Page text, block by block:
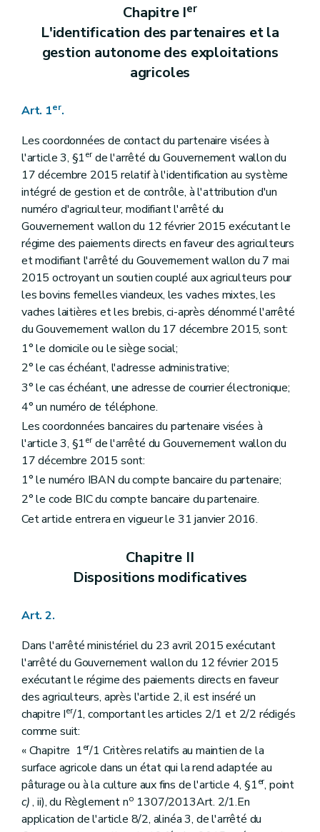
Chapitre Ier
L'identification des partenaires et la
gestion autonome des exploitations
agricoles
Art. 1er.
Les coordonnées de contact du partenaire visées à
l'article 3, §1erde l'arrêté du Gouvernement wallon du
17 décembre 2015 relatif à l'identification au système
intégré de gestion et de contrôle, à l'attribution d'un
numéro d'agriculteur, modifiant l'arrêté du
Gouvernement wallon du 12 février 2015 exécutant le
régime des paiements directs en faveur des agriculteurs
et modifiant l'arrêté du Gouvernement wallon du 7 mai
2015 octroyant un soutien couplé aux agriculteurs pour
les bovins femelles viandeux, les vaches mixtes, les
vaches laitières et les brebis, ci-après dénommé l'arrêté
du Gouvernement wallon du 17 décembre 2015, sont:
1° le domicile ou le siège social;
2° le cas échéant, l'adresse administrative;
3° le cas échéant, une adresse de courrier électronique;
4° un numéro de téléphone.
Les coordonnées bancaires du partenaire visées à
l'article 3, §1erde l'arrêté du Gouvernement wallon du
17 décembre 2015 sont:
1° le numéro IBAN du compte bancaire du partenaire;
2° le code BIC du compte bancaire du partenaire.
Cet article entrera en vigueur le 31 janvier 2016.
Chapitre II
Dispositions modificatives
Art. 2.
Dans l'arrêté ministériel du 23 avril 2015 exécutant
l'arrêté du Gouvernement wallon du 12 février 2015
exécutant le régime des paiements directs en faveur
des agriculteurs, après l'article 2, il est inséré un
chapitre Ier/1, comportant les articles 2/1 et 2/2 rédigés
comme suit:
« Chapitre 1er/1 Critères relatifs au maintien de la
surface agricole dans un état qui la rend adaptée au
pâturage ou à la culture aux fins de l'article 4, §1er, point
c), ii), du Règlement no 1307/2013Art. 2/1.En
application de l'article 8/2, alinéa 3, de l'arrêté du